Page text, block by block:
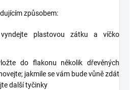
způsobem:
plastovou zátku a víčko
do flakonu několik dřevěných
jakmile se vám bude vůně zdát
další tyčinky